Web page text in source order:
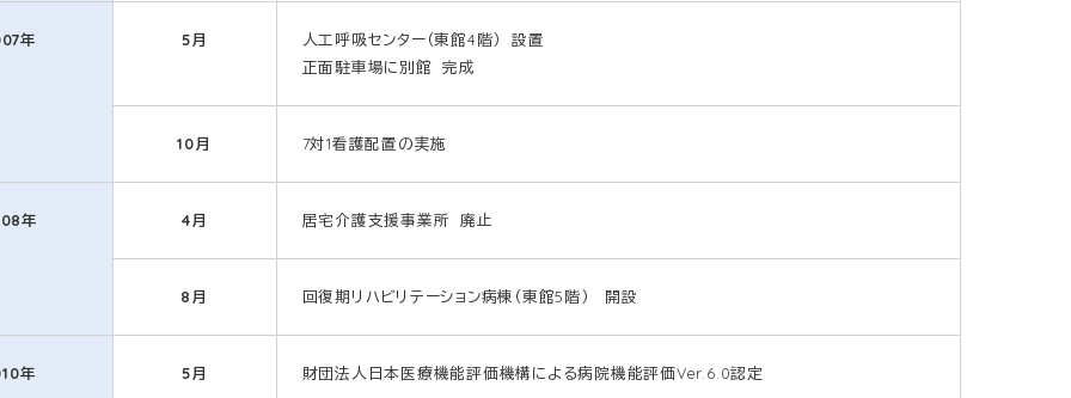
年 5月
人工呼吸センター（東館4階） 設置
正面駐車場に別館 完成
10月 7対1看護配置の実施
年 4月 居宅介護支援事業所 廃止
8月 回復期リハビリテーション病棟（東館5階） 開設
年 5月 財団法人日本医療機能評価機構による病院機能評価Ver.6.0認定